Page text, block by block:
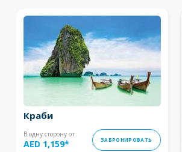
Краби
В одну сторону от
AED 1,159* ЗАБРОНИРОВАТЬ